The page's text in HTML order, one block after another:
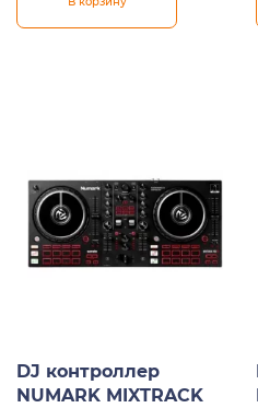
DJ контроллер
NUMARK MIXTRACK